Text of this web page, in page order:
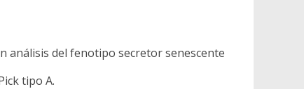
análisis del fenotipo secretor senescente
tipo A.